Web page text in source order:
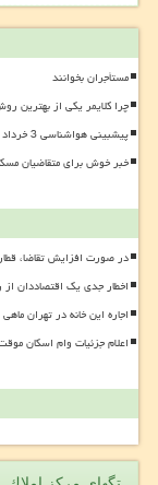
مستأجران بخوانند
چرا کلایمر یکی از بهترین
پیشبینی هواشناسی 3 خرداد رگبار و باد شدید تا روز سه شنبه ادامه دارد
خبر خوش برای متقاضیان
در صورت افزایش تقاضا،
اخطار جدی یک اقتصاددان
اجاره این خانه در تهران ماهی ۱۲۰ میلیون تومان است
اعلام جزئیات وام اسکان